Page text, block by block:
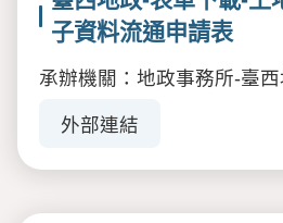
子資料流通申請表
承辦機關：地政事務所-臺
外部連結